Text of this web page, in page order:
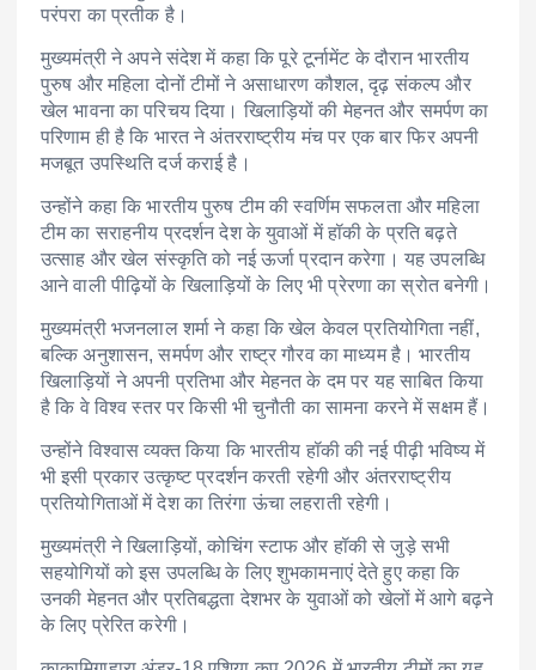
परंपरा का प्रतीक है।
मुख्यमंत्री ने अपने संदेश में कहा कि पूरे टूर्नामेंट के दौरान भारतीय
पुरुष और महिला दोनों टीमों ने असाधारण कौशल, दृढ़ संकल्प और
खेल भावना का परिचय दिया। खिलाड़ियों की मेहनत और समर्पण का
परिणाम ही है कि भारत ने अंतरराष्ट्रीय मंच पर एक बार फिर अपनी
मजबूत उपस्थिति दर्ज कराई है।
उन्होंने कहा कि भारतीय पुरुष टीम की स्वर्णिम सफलता और महिला
टीम का सराहनीय प्रदर्शन देश के युवाओं में हॉकी के प्रति बढ़ते
उत्साह और खेल संस्कृति को नई ऊर्जा प्रदान करेगा। यह उपलब्धि
आने वाली पीढ़ियों के खिलाड़ियों के लिए भी प्रेरणा का स्रोत बनेगी।
मुख्यमंत्री भजनलाल शर्मा ने कहा कि खेल केवल प्रतियोगिता नहीं,
बल्कि अनुशासन, समर्पण और राष्ट्र गौरव का माध्यम है। भारतीय
खिलाड़ियों ने अपनी प्रतिभा और मेहनत के दम पर यह साबित किया
है कि वे विश्व स्तर पर किसी भी चुनौती का सामना करने में सक्षम हैं।
उन्होंने विश्वास व्यक्त किया कि भारतीय हॉकी की नई पीढ़ी भविष्य में
भी इसी प्रकार उत्कृष्ट प्रदर्शन करती रहेगी और अंतरराष्ट्रीय
प्रतियोगिताओं में देश का तिरंगा ऊंचा लहराती रहेगी।
मुख्यमंत्री ने खिलाड़ियों, कोचिंग स्टाफ और हॉकी से जुड़े सभी
सहयोगियों को इस उपलब्धि के लिए शुभकामनाएं देते हुए कहा कि
उनकी मेहनत और प्रतिबद्धता देशभर के युवाओं को खेलों में आगे बढ़ने
के लिए प्रेरित करेगी।